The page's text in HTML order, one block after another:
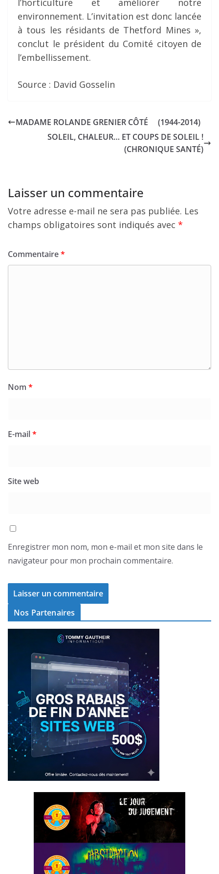
l’horticulture et améliorer notre
environnement. L’invitation est donc lancée
à tous les résidants de Thetford Mines »,
conclut le président du Comité citoyen de
l’embellissement.
Source : David Gosselin
MADAME ROLANDE GRENIER CÔTÉ (1944-2014)
SOLEIL, CHALEUR… ET COUPS DE SOLEIL !
(CHRONIQUE SANTÉ)
Laisser un commentaire
Votre adresse e-mail ne sera pas publiée. Les
champs obligatoires sont indiqués avec *
Commentaire*
Nom *
E-mail*
Site web
Enregistrer mon nom, mon e-mail et mon site dans le
navigateur pour mon prochain commentaire.
Nos Partenaires